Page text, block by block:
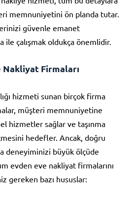
memnuniyetini ön planda tutar.
güvenle emanet
çalışmak oldukça önemlidir.
Firmaları
hizmeti sunan birçok firma
müşteri memnuniyetine
hizmetler sağlar ve taşınma
hedefler. Ancak, doğru
deneyiminizi büyük ölçüde
evden eve nakliyat firmalarını
gereken bazı hususlar: